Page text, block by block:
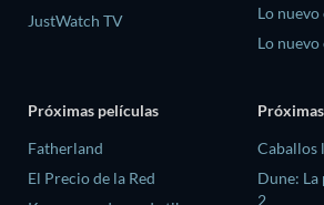
JustWatch TV
Lo
Lo
Próximas películas
Fatherland
El Precio de la Red
Caballos
Dune:
2